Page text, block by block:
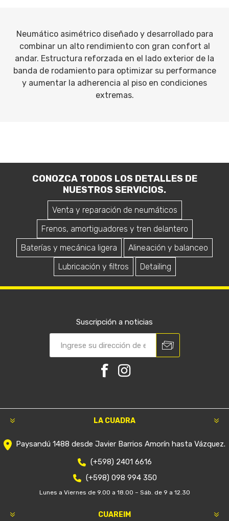
Neumático asimétrico diseñado y desarrollado para
combinar un alto rendimiento con gran confort al
andar. Estructura reforzada en el lado exterior de la
banda de rodamiento para optimizar su performance
y aumentar la adherencia al piso en condiciones
extremas.
CONOZCA TODOS LOS DETALLES DE
NUESTROS SERVICIOS.
Venta y reparación de neumáticos
Frenos, amortiguadores y tren delantero
Baterías y mecánica ligera
Alineación y balanceo
Lubricación y filtros
Detailing
Suscripción a noticias
LA CUADRA
Paysandú 1488 desde Javier Barrios Amorín hasta Vázquez.
(+598) 2401 6616
(+598) 098 994 350
Lunes a Viernes de 9.00 a 18.00 – Sáb. de 9 a 12.30
CUAREIM